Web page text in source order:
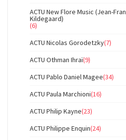
ACTU New Flore Music (Jean-
Kildegaard)
(6)
ACTU Nicolas Gorodetzky(7)
ACTU Othman Ihraï(9)
ACTU Pablo Daniel Magee(34)
ACTU Paula Marchioni(16)
ACTU Philip Kayne(23)
ACTU Philippe Enquin(24)